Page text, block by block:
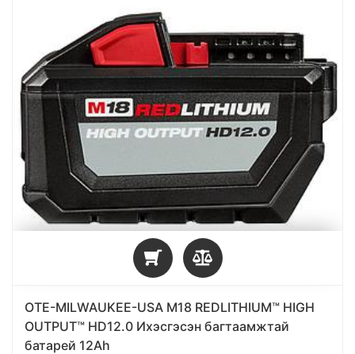
OTE-MILWAUKEE-USA M18 REDLITHIUM™ HIGH
OUTPUT™ HD12.0 Ихэсгэсэн багтаамжтай
батарей 12Ah